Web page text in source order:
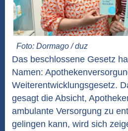
Foto: Dormago / duz
Das beschlossene Gesetz
Namen:
Weiterentwicklungsgesetz.
gesagt die Absicht,
ambulante Versorgung zu
gelingen kann, wird sich